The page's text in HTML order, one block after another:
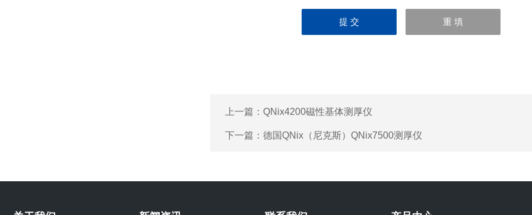
上一篇： QNix4200磁性基体测厚仪
下一篇： 德国QNix（尼克斯）QNix7500测厚仪